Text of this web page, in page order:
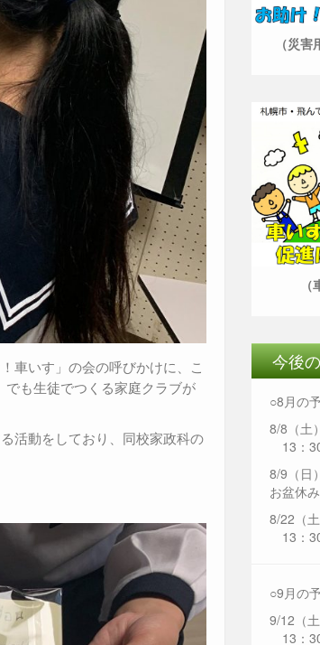
車いす」の会の呼びかけに、こ
も生徒でつくる家庭クラブが
活動をしており、同校家政科の
（災
今後
○8月の
8/8（土
13：
8/9（日
お盆休
8/22（
13：
○9月の
9/12（
13：